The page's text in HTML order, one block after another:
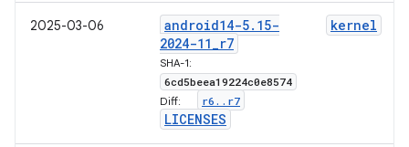
2025-03-06 android14-5. 15-
2024-11_r7
SHA-1:
6cd5beea19224c0e8574
Diff: r6 . . r7
LICENSES
kernel